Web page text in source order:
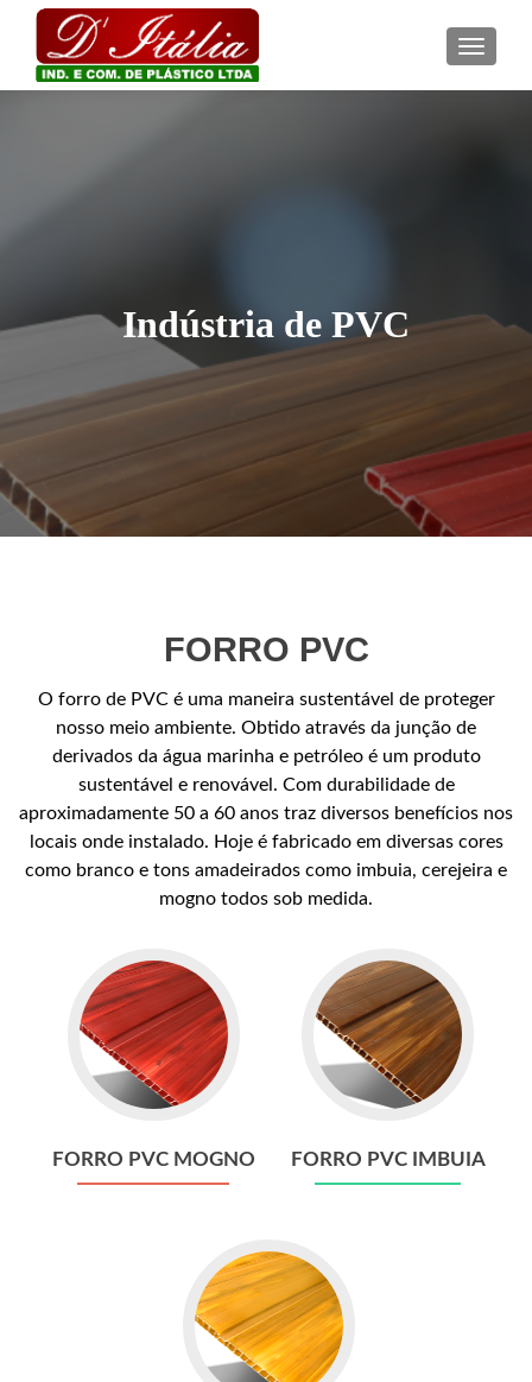
Indústria de PVC
FORRO PVC
O forro de PVC é uma maneira sustentável de proteger
nosso meio ambiente. Obtido através da junção de
derivados da água marinha e petróleo é um produto
sustentável e renovável. Com durabilidade de
aproximadamente 50 a 60 anos traz diversos benefícios nos
locais onde instalado. Hoje é fabricado em diversas cores
como branco e tons amadeirados como imbuia, cerejeira e
mogno todos sob medida.
Go
Forro
PVC
Mogno
FORRO PVC MOGNO
Go
to
Forro
PVC
Imbuia
FORRO PVC IMBUIA
Go
Forro
PVC